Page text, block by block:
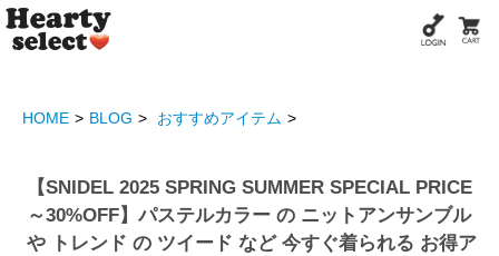
HOME BLOG おすすめアイテム
【SNIDEL 2025 SPRING SUMMER SPECIAL PRICE
～30%OFF】パステルカラー の ニットアンサンブル
や トレンド の ツイード など 今すぐ着られる お得ア